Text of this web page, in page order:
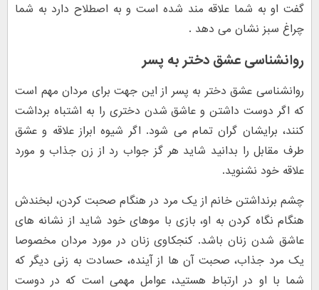
گفت او به شما علاقه مند شده است و به اصطلاح دارد به شما
چراغ سبز نشان می دهد .
روانشناسی عشق دختر به پسر
روانشناسی عشق دختر به پسر از این جهت برای مردان مهم است
که اگر دوست داشتن و عاشق شدن دختری را به اشتباه برداشت
کنند، برایشان گران تمام می شود. اگر شیوه ابراز علاقه و عشق
طرف مقابل را بدانید شاید هر گز جواب رد از زن جذاب و مورد
علاقه خود نشنوید.
چشم برنداشتن خانم از یک مرد در هنگام صحبت کردن، لبخندش
هنگام نگاه کردن به او، بازی با موهای خود شاید از نشانه های
عاشق شدن زنان باشد. کنجکاوی زنان در مورد مردان مخصوصا
یک مرد جذاب، صحبت آن ها از آینده، حسادت به زنی دیگر که
شما با او در ارتباط هستید، عوامل مهمی است که در دوست